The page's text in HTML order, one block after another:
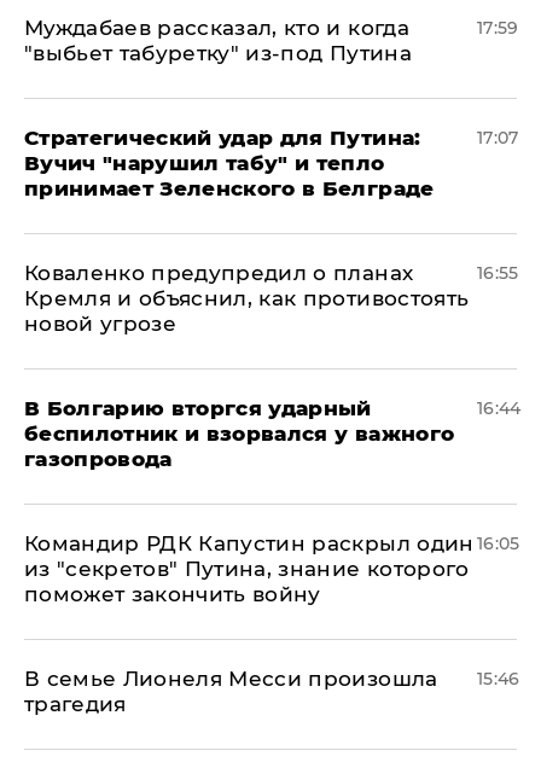
Муждабаев рассказал, кто и когда
"выбьет табуретку" из-под Путина
17:59
Стратегический удар для Путина:
Вучич "нарушил табу" и тепло
принимает Зеленского в Белграде
17:07
Коваленко предупредил о планах
Кремля и объяснил, как противостоять
новой угрозе
16:55
В Болгарию вторгся ударный
беспилотник и взорвался у важного
газопровода
16:44
Командир РДК Капустин раскрыл один
из "секретов" Путина, знание которого
поможет закончить войну
16:05
В семье Лионеля Месси произошла
трагедия
15:46